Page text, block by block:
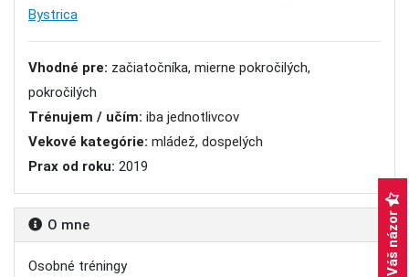
Bystrica
Vhodné pre: začiatočníka, mierne pokročilých,
pokročilých
Trénujem / učím: iba jednotlivcov
Vekové kategórie: mládež, dospelých
Prax od roku: 2019
O mne
Osobné tréningy
Váš názor